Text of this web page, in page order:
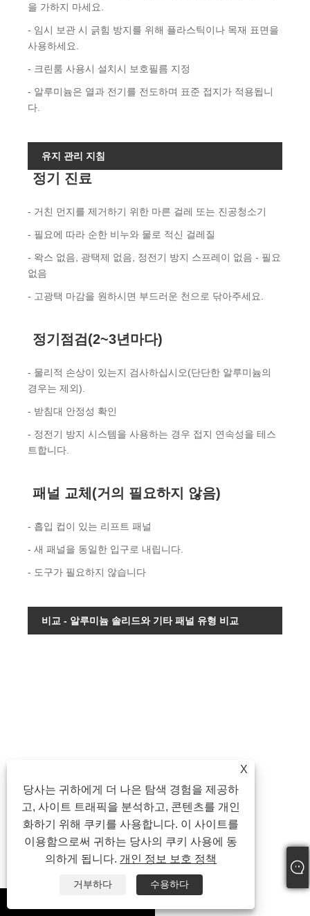
을 가하지 마세요.
- 임시 보관 시 긁힘 방지를 위해 플라스틱이나 목재 표면을
사용하세요.
- 크린룸 사용시 설치시 보호필름 지정
- 알루미늄은 열과 전기를 전도하며 표준 접지가 적용됩니
다.
유지 관리 지침
정기 진료
- 거친 먼지를 제거하기 위한 마른 걸레 또는 진공청소기
- 필요에 따라 순한 비누와 물로 적신 걸레질
- 왁스 없음, 광택제 없음, 정전기 방지 스프레이 없음 - 필요
없음
- 고광택 마감을 원하시면 부드러운 천으로 닦아주세요.
정기점검(2~3년마다)
- 물리적 손상이 있는지 검사하십시오(단단한 알루미늄의
경우는 제외).
- 받침대 안정성 확인
- 정전기 방지 시스템을 사용하는 경우 접지 연속성을 테스
트합니다.
패널 교체(거의 필요하지 않음)
- 흡입 컵이 있는 리프트 패널
- 새 패널을 동일한 입구로 내립니다.
- 도구가 필요하지 않습니다
비교 - 알루미늄 솔리드와 기타 패널 유형 비교
량
식
X
당사는 귀하에게 더 나은 탐색 경험을 제공하
고, 사이트 트래픽을 분석하고, 콘텐츠를 개인
화하기 위해 쿠키를 사용합니다. 이 사이트를
이용함으로써 귀하는 당사의 쿠키 사용에 동
의하게 됩니다. 개인 정보 보호 정책
거부하다 수용하다